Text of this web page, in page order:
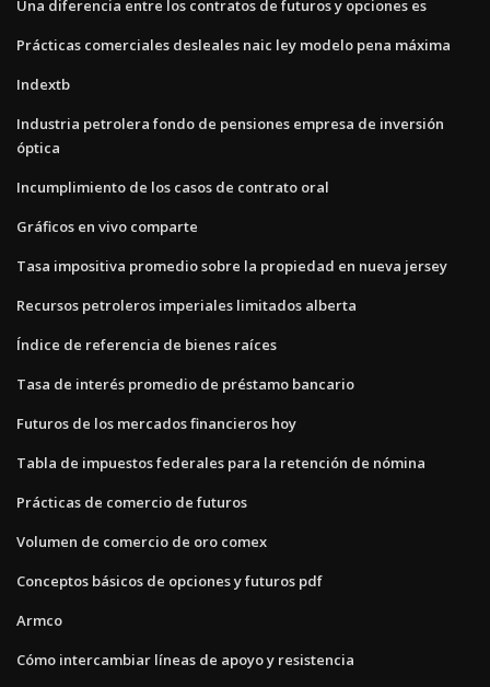
Una diferencia entre los contratos de futuros y opciones es
Prácticas comerciales desleales naic ley modelo pena máxima
Indextb
Industria petrolera fondo de pensiones empresa de inversión
óptica
Incumplimiento de los casos de contrato oral
Gráficos en vivo comparte
Tasa impositiva promedio sobre la propiedad en nueva jersey
Recursos petroleros imperiales limitados alberta
Índice de referencia de bienes raíces
Tasa de interés promedio de préstamo bancario
Futuros de los mercados financieros hoy
Tabla de impuestos federales para la retención de nómina
Prácticas de comercio de futuros
Volumen de comercio de oro comex
Conceptos básicos de opciones y futuros pdf
Armco
Cómo intercambiar líneas de apoyo y resistencia